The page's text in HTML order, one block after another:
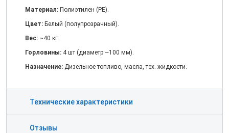
Материал: Полиэтилен (PE).
Цвет: Белый (полупрозрачный).
Вес: ~40 кг.
Горловины: 4 шт (диаметр ~100 мм).
Назначение: Дизельное топливо, масла, тех. жидкости.
Технические характеристики
Отзывы